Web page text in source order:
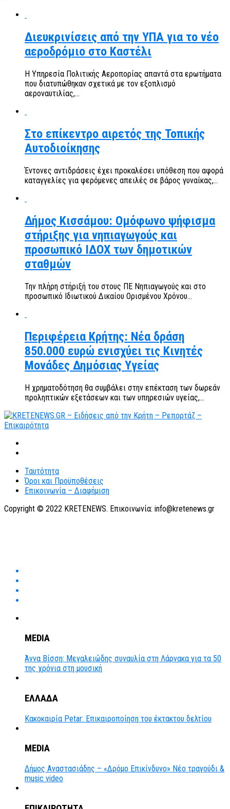
Διευκρινίσεις από την ΥΠΑ για το νέο
αεροδρόμιο στο Καστέλι
Η Υπηρεσία Πολιτικής Αεροπορίας απαντά στα ερωτήματα
που διατυπώθηκαν σχετικά με τον εξοπλισμό
αεροναυτιλίας,...
Στο επίκεντρο αιρετός της Τοπικής
Αυτοδιοίκησης
Έντονες αντιδράσεις έχει προκαλέσει υπόθεση που αφορά
καταγγελίες για φερόμενες απειλές σε βάρος γυναίκας,...
Δήμος Κισσάμου: Ομόφωνο ψήφισμα
στήριξης για νηπιαγωγούς και
προσωπικό ΙΔΟΧ των δημοτικών
σταθμών
Την πλήρη στήριξή του στους ΠΕ Νηπιαγωγούς και στο
προσωπικό Ιδιωτικού Δικαίου Ορισμένου Χρόνου...
Περιφέρεια Κρήτης: Νέα δράση
850.000 ευρώ ενισχύει τις Κινητές
Μονάδες Δημόσιας Υγείας
Η χρηματοδότηση θα συμβάλει στην επέκταση των δωρεάν
προληπτικών εξετάσεων και των υπηρεσιών υγείας,...
Ταυτότητα
Όροι και Προϋποθέσεις
Επικοινωνία – Διαφήμιση
Copyright © 2022 KRETENEWS. Επικοινωνία: info@kretenews.gr
MEDIA
Άννα Βίσση: Μεγαλειώδης συναυλία στη Λάρνακα για τα 50
της χρόνια στη μουσική
ΕΛΛΑΔΑ
Κακοκαιρία Petar: Επικαιροποίηση του έκτακτου δελτίου
MEDIA
Δήμος Αναστασιάδης – «Δρόμο Επικίνδυνο» Νέο τραγούδι &
music video